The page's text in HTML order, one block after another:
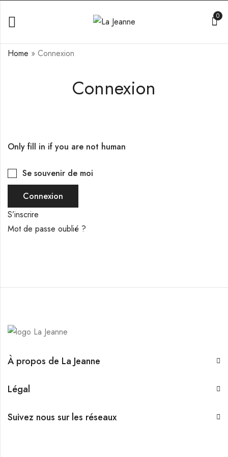
0
Connexion
Home » Connexion
Only fill in if you are not human
Se souvenir de moi
S’inscrire
Mot de passe oublié ?
À propos de La Jeanne
Légal
Suivez nous sur les réseaux